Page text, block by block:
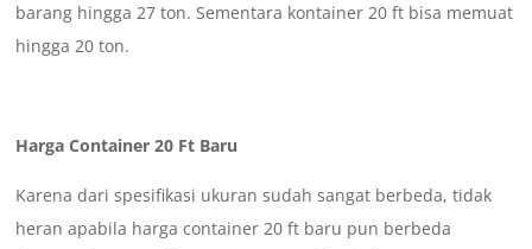
barang hingga 27 ton. Sementara kontainer 20 ft bisa memuat
hingga 20 ton.
Harga Container 20 Ft Baru
Karena dari spesifikasi ukuran sudah sangat berbeda, tidak
heran apabila harga container 20 ft baru pun berbeda